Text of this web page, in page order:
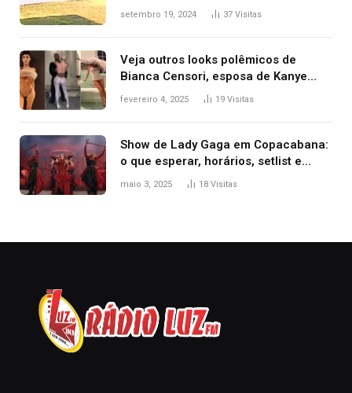
durante confusão no trânsito
setembro 19, 2024 37 Visitas
Veja outros looks polêmicos de
Bianca Censori, esposa de Kanye
West que apareceu nua no Grammy
fevereiro 4, 2025 19 Visitas
Show de Lady Gaga em Copacabana:
o que esperar, horários, setlist e
onde assistir
maio 3, 2025 18 Visitas